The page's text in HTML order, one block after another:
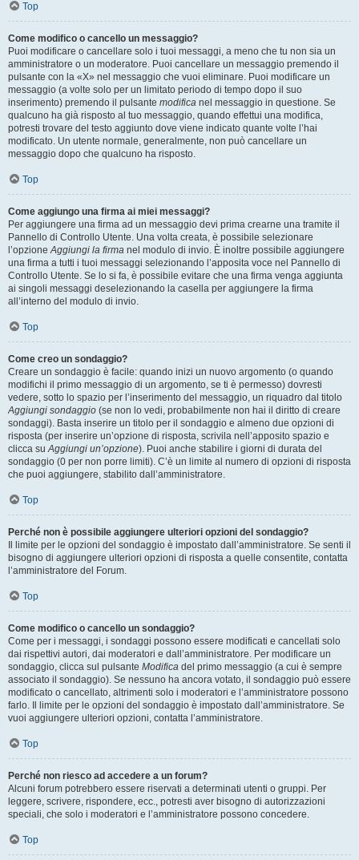
Top
Come modifico o cancello un messaggio?
Puoi modificare o cancellare solo i tuoi messaggi, a meno che tu non sia un
amministratore o un moderatore. Puoi cancellare un messaggio premendo il
pulsante con la «X» nel messaggio che vuoi eliminare. Puoi modificare un
messaggio (a volte solo per un limitato periodo di tempo dopo il suo
inserimento) premendo il pulsante modifica nel messaggio in questione. Se
qualcuno ha già risposto al tuo messaggio, quando effettui una modifica,
potresti trovare del testo aggiunto dove viene indicato quante volte l’hai
modificato. Un utente normale, generalmente, non può cancellare un
messaggio dopo che qualcuno ha risposto.
Top
Come aggiungo una firma ai miei messaggi?
Per aggiungere una firma ad un messaggio devi prima crearne una tramite il
Pannello di Controllo Utente. Una volta creata, è possibile selezionare
l’opzioneAggiungi la firma nel modulo di invio. È inoltre possibile aggiungere
una firma a tutti i tuoi messaggi selezionando l’apposita voce nel Pannello di
Controllo Utente. Se lo si fa, è possibile evitare che una firma venga aggiunta
ai singoli messaggi deselezionando la casella per aggiungere la firma
all’interno del modulo di invio.
Top
Come creo un sondaggio?
Creare un sondaggio è facile: quando inizi un nuovo argomento (o quando
modifichi il primo messaggio di un argomento, se ti è permesso) dovresti
vedere, sotto lo spazio per l’inserimento del messaggio, un riquadro dal titolo
Aggiungi sondaggio (se non lo vedi, probabilmente non hai il diritto di creare
sondaggi). Basta inserire un titolo per il sondaggio e almeno due opzioni di
risposta (per inserire un’opzione di risposta, scrivila nell’apposito spazio e
clicca suAggiungi un’opzione). Puoi anche stabilire i giorni di durata del
sondaggio (0 per non porre limiti). C’è un limite al numero di opzioni di risposta
che puoi aggiungere, stabilito dall’amministratore.
Top
Perché non è possibile aggiungere ulteriori opzioni del sondaggio?
Il limite per le opzioni del sondaggio è impostato dall’amministratore. Se senti il
bisogno di aggiungere ulteriori opzioni di risposta a quelle consentite, contatta
l’amministratore del Forum.
Top
Come modifico o cancello un sondaggio?
Come per i messaggi, i sondaggi possono essere modificati e cancellati solo
dai rispettivi autori, dai moderatori e dall’amministratore. Per modificare un
sondaggio, clicca sul pulsante Modifica del primo messaggio (a cui è sempre
associato il sondaggio). Se nessuno ha ancora votato, il sondaggio può essere
modificato o cancellato, altrimenti solo i moderatori e l’amministratore possono
farlo. Il limite per le opzioni del sondaggio è impostato dall’amministratore. Se
vuoi aggiungere ulteriori opzioni, contatta l’amministratore.
Top
Perché non riesco ad accedere a un forum?
Alcuni forum potrebbero essere riservati a determinati utenti o gruppi. Per
leggere, scrivere, rispondere, ecc., potresti aver bisogno di autorizzazioni
speciali, che solo i moderatori e l’amministratore possono concedere.
Top